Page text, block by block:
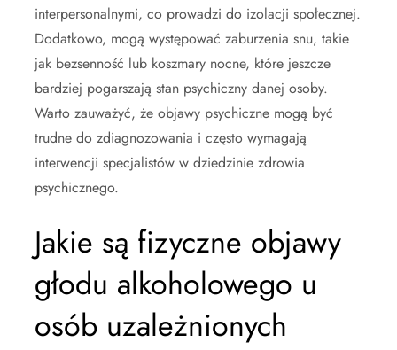
interpersonalnymi, co prowadzi do izolacji społecznej.
Dodatkowo, mogą występować zaburzenia snu, takie
jak bezsenność lub koszmary nocne, które jeszcze
bardziej pogarszają stan psychiczny danej osoby.
Warto zauważyć, że objawy psychiczne mogą być
trudne do zdiagnozowania i często wymagają
interwencji specjalistów w dziedzinie zdrowia
psychicznego.
Jakie są fizyczne objawy
głodu alkoholowego u
osób uzależnionych